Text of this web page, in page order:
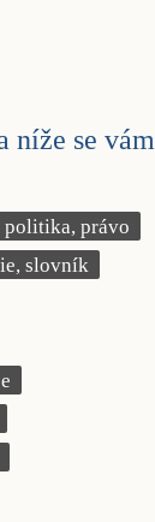
se
politika, právo
slovník